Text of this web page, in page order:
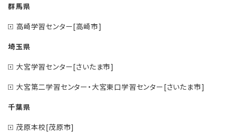
群馬県
高崎学習センター[高崎市]
埼玉県
大宮学習センター[さいたま市]
大宮第二学習センター・大宮東口学習センター[さいたま市]
千葉県
茂原本校[茂原市]